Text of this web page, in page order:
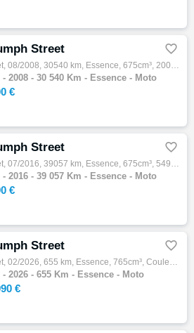
Street 
Street, 08/2008, 30540 km, Essence, 675cm³, 2000 € Equipements : TRIUMPH STREET TRIPLE Moto accidentée en procédure RSV CADRE ok, MOTEUR ok…
- 2008 - 30 540 Km - Essence - Moto
€
Street 
Street, 07/2016, 39057 km, Essence, 675cm³, 5490 € Equipements : YAMAHA ALEXIS MOTOS DARDILLY 58 CHEMIN DE LA BRUYERE VOUS PROPOSE UNE SUPE…
- 2016 - 39 057 Km - Essence - Moto
€
Street 
Street, 02/2026, 655 km, Essence, 765cm³, Couleur gris, 10990 € Equipements : MOTO DE DEMONSTRATION ,Disponible à l'essai,Garantie construc…
- 2026 - 655 Km - Essence - Moto
€